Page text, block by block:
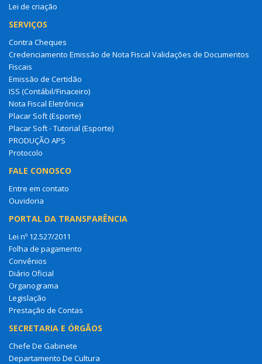
Lei de criação
SERVIÇOS
Contra Cheques
Credenciamento Emissão de Nota Fiscal Validações de Documentos
Fiscais
Emissão de Certidão
ISS (Contábil/Finaceiro)
Nota Fiscal Eletrônica
Placar Soft (Esporte)
Placar Soft - Tutorial (Esporte)
PRODUÇÃO APS
Protocolo
FALE CONOSCO
Entre em contato
Ouvidoria
PORTAL DA TRANSPARÊNCIA
Lei nº 12.527/2011
Folha de pagamento
Convênios
Diário Oficial
Organograma
Legislação
Prestação de Contas
SECRETARIA E ÓRGÃOS
Chefe De Gabinete
Departamento De Cultura